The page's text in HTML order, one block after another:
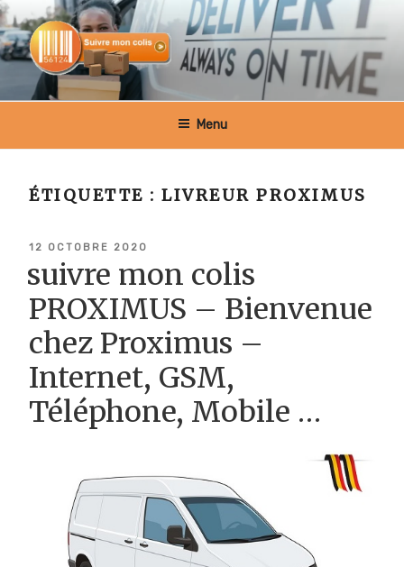
Aller
au
contenu
principal
SUIVRE MON COLIS BELGIQUE
Menu
ÉTIQUETTE :LIVREUR PROXIMUS
PUBLIÉ
12 OCTOBRE 2020
suivre mon colis
PROXIMUS – Bienvenue
chez Proximus –
Internet, GSM,
Téléphone, Mobile …